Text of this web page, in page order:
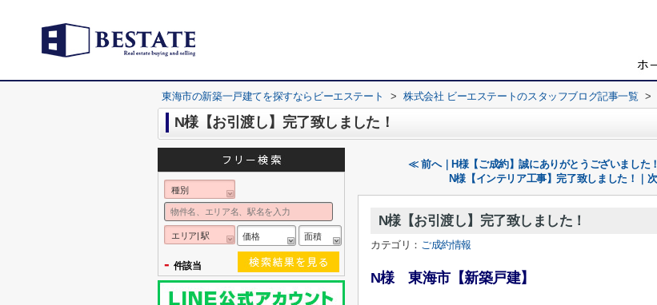
東海市の新築一戸建てを探すならビーエステート > 株式会社 ビーエステートのスタッフブログ記事一覧 >
N様【お引渡し】完了致しました！
≪ 前へ｜H様【ご成約】誠にありがとうございました！
N様【インテリア工事】完了致しました！｜
N様【お引渡し】完了致しました！
カテゴリ： ご成約情報
N様 東海市【新築戸建】
種別
エリア| 駅 価格 面積
- 件該当